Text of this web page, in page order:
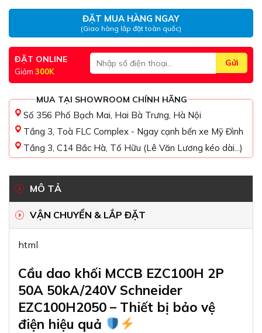
ĐẶT MUA HÀNG NGAY
(Giao hàng lắp đặt toàn quốc)
ĐẶT ONLINE
Giảm 300K
MUA TẠI SHOWROOM CHÍNH HÃNG
Số 356 Phố Bạch Mai, Hai Bà Trưng, Hà Nội
Tầng 3, Toà FLC Complex - Ngay cạnh bến xe Mỹ Đình
Tầng 3, C14 Bắc Hà, Tố Hữu (Lê Văn Lương kéo dài...)
MÔ TẢ
VẬN CHUYỂN & LẮP ĐẶT
html
Cầu dao khối MCCB EZC100H 2P
50A 50kA/240V Schneider
EZC100H2050 – Thiết bị bảo vệ
điện hiệu quả